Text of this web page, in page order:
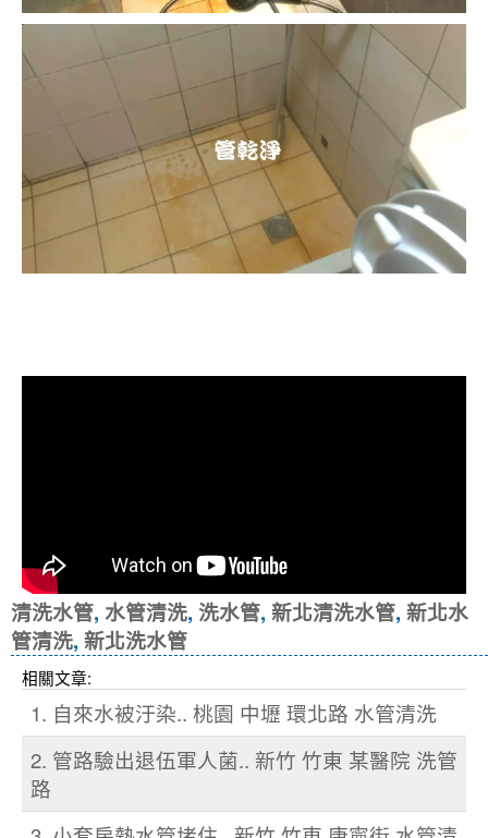
清洗水管, 水管清洗, 洗水管, 新北清洗水管, 新北水
管清洗, 新北洗水管
相關文章:
1. 自來水被汙染.. 桃園 中壢 環北路 水管清洗
2. 管路驗出退伍軍人菌.. 新竹 竹東 某醫院 洗管
路